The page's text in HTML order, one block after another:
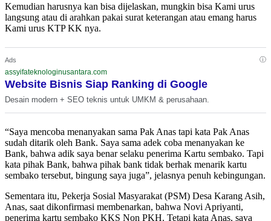
Kemudian harusnya kan bisa dijelaskan, mungkin bisa Kami urus
langsung atau di arahkan pakai surat keterangan atau emang harus
Kami urus KTP KK nya.
Ads ⓘ
assyifateknologinusantara.com
Website Bisnis Siap Ranking di Google
Desain modern + SEO teknis untuk UMKM & perusahaan.
“Saya mencoba menanyakan sama Pak Anas tapi kata Pak Anas
sudah ditarik oleh Bank. Saya sama adek coba menanyakan ke
Bank, bahwa adik saya benar selaku penerima Kartu sembako. Tapi
kata pihak Bank, bahwa pihak bank tidak berhak menarik kartu
sembako tersebut, bingung saya juga”, jelasnya penuh kebingungan.
Sementara itu, Pekerja Sosial Masyarakat (PSM) Desa Karang Asih,
Anas, saat dikonfirmasi membenarkan, bahwa Novi Apriyanti,
penerima kartu sembako KKS Non PKH. Tetapi kata Anas, saya